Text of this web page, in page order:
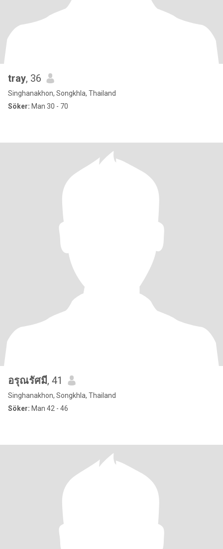
tray, 36
Singhanakhon, Songkhla, Thailand
Söker: Man 30 - 70
อรุณรัศมี, 41
Singhanakhon, Songkhla, Thailand
Söker: Man 42 - 46